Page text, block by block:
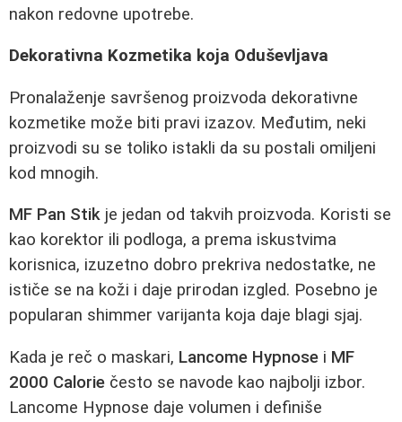
nakon redovne upotrebe.
Dekorativna Kozmetika koja Oduševljava
Pronalaženje savršenog proizvoda dekorativne
kozmetike može biti pravi izazov. Međutim, neki
proizvodi su se toliko istakli da su postali omiljeni
kod mnogih.
MF Pan Stik je jedan od takvih proizvoda. Koristi se
kao korektor ili podloga, a prema iskustvima
korisnica, izuzetno dobro prekriva nedostatke, ne
ističe se na koži i daje prirodan izgled. Posebno je
popularan shimmer varijanta koja daje blagi sjaj.
Kada je reč o maskari, Lancome Hypnose i MF
2000 Calorie često se navode kao najbolji izbor.
Lancome Hypnose daje volumen i definiše